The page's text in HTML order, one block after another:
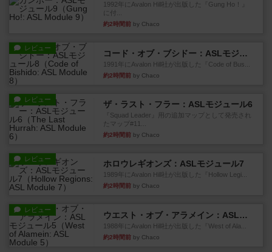
1992年にAvalon Hill社が出版した『Gung Ho！』
に付...
約2時間前 by Chaco
レビュー
コード・オブ・ブシドー：ASLモジュール8
1991年にAvalon Hill社が出版した『Code of Bus...
約2時間前 by Chaco
レビュー ザ・ラスト・フラー：ASLモジュール6
『Squad Leader』用の追加マップとして発売され
たマップ#11...
約2時間前 by Chaco
レビュー ホロウレギオンズ：ASLモジュール7
1989年にAvalon Hill社が出版した『Hollow Legi...
約2時間前 by Chaco
レビュー
ウエスト・オブ・アラメイン：ASLモジュール5
1988年にAvalon Hill社が出版した『West of Ala...
約2時間前 by Chaco